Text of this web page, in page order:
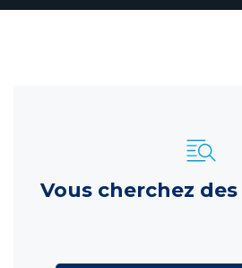
Vous cherchez